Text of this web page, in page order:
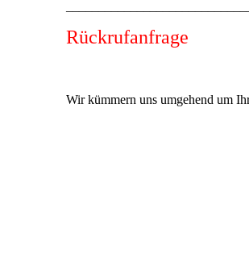
Rückrufanfrage
Wir kümmern uns umgehend um